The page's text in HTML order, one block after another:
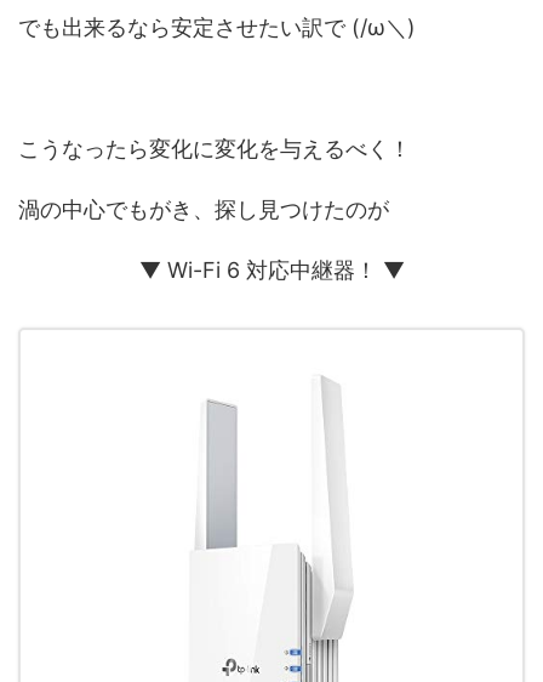
でも出来るなら安定させたい訳で (/ω＼)
こうなったら変化に変化を与えるべく！
渦の中心でもがき、探し見つけたのが
▼ Wi-Fi 6 対応中継器！ ▼